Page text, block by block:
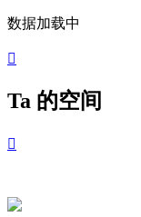
数据加载中

Ta 的空间
